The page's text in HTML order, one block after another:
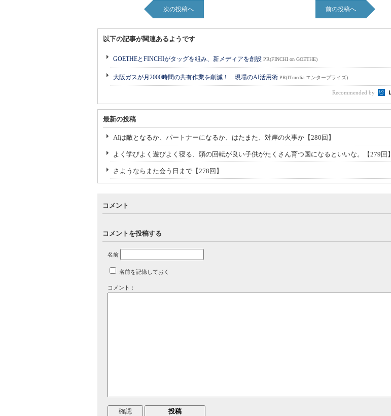
次の投稿へ 前の投稿へ
以下の記事が関連あるようです
GOETHEとFINCHIがタッグを組み、新メディアを創設 PR(FINCHI on GOETHE)
大阪ガスが月2000時間の共有作業を削減！ 現場のAI活用術 PR(ITmedia エンタープライズ)
Recommended by
最新の投稿
AIは敵となるか、パートナーになるか、はたまた、対岸の火事か【280回】
よく学びよく遊びよく寝る、頭の回転が良い子供がたくさん育つ国になるといいな。【279回】
さようならまた会う日まで【278回】
コメント
コメントを投稿する
名前
名前を記憶しておく
コメント：